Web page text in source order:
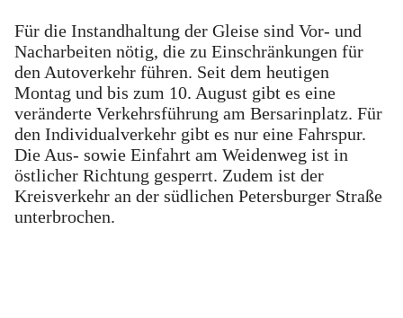
Für die Instandhaltung der Gleise sind Vor- und
Nacharbeiten nötig, die zu Einschränkungen für
den Autoverkehr führen. Seit dem heutigen
Montag und bis zum 10. August gibt es eine
veränderte Verkehrsführung am Bersarinplatz. Für
den Individualverkehr gibt es nur eine Fahrspur.
Die Aus- sowie Einfahrt am Weidenweg ist in
östlicher Richtung gesperrt. Zudem ist der
Kreisverkehr an der südlichen Petersburger Straße
unterbrochen.